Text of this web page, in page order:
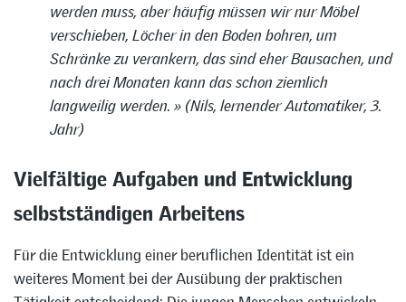
werden muss, aber häufig müssen wir nur Möbel
verschieben, Löcher in den Boden bohren, um
Schränke zu verankern, das sind eher Bausachen, und
nach drei Monaten kann das schon ziemlich
langweilig werden. » (Nils, lernender Automatiker, 3.
Jahr)
Vielfältige Aufgaben und Entwicklung
selbstständigen Arbeitens
Für die Entwicklung einer beruflichen Identität ist ein
weiteres Moment bei der Ausübung der praktischen